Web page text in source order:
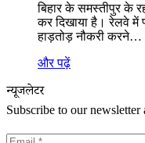
बिहार के समस्तीपुर के
कर दिखाया है। रेलवे में
हाड़तोड़ नौकरी करने…
और पढ़ें
न्यूजलेटर
Subscribe to our